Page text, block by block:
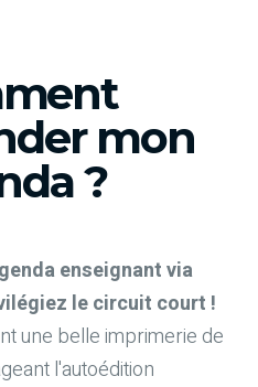
mon
?
enseignant via
le circuit court !
une belle imprimerie de
l'autoédition